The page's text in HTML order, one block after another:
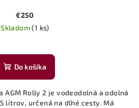
€250
Skladom(1 ks)
Do košíka
AGM Rolly 2 je vodeodolná a odolná
litrov, určená na dlhé cesty. Má